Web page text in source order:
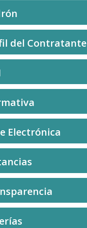
del Contratante
Electrónica